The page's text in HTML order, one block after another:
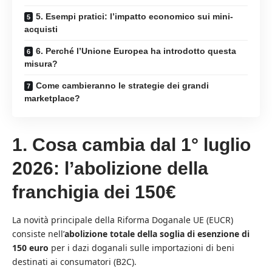
5. Esempi pratici: l’impatto economico sui mini-
acquisti
6. Perché l’Unione Europea ha introdotto questa
misura?
Come cambieranno le strategie dei grandi
marketplace?
1. Cosa cambia dal 1° luglio
2026: l’abolizione della
franchigia dei 150€
La novità principale della Riforma Doganale UE (EUCR)
consiste nell’abolizione totale della soglia di esenzione di
150 euro per i dazi doganali sulle importazioni di beni
destinati ai consumatori (B2C).